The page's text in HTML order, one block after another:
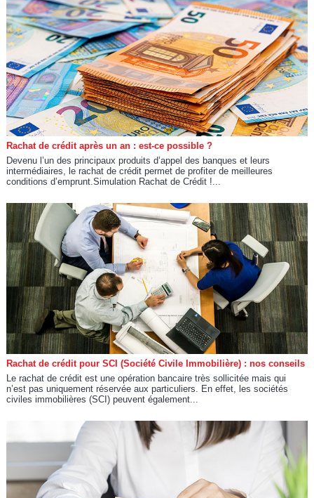
Rachat de crédit après un an : est-ce possible ?
Devenu l’un des principaux produits d’appel des banques et leurs
intermédiaires, le rachat de crédit permet de profiter de meilleures
conditions d’emprunt.Simulation Rachat de Crédit !...
Rachat de crédit pour SCI (Société Civile Immobilière) : nos conseils
Le rachat de crédit est une opération bancaire très sollicitée mais qui
n’est pas uniquement réservée aux particuliers. En effet, les sociétés
civiles immobilières (SCI) peuvent également...